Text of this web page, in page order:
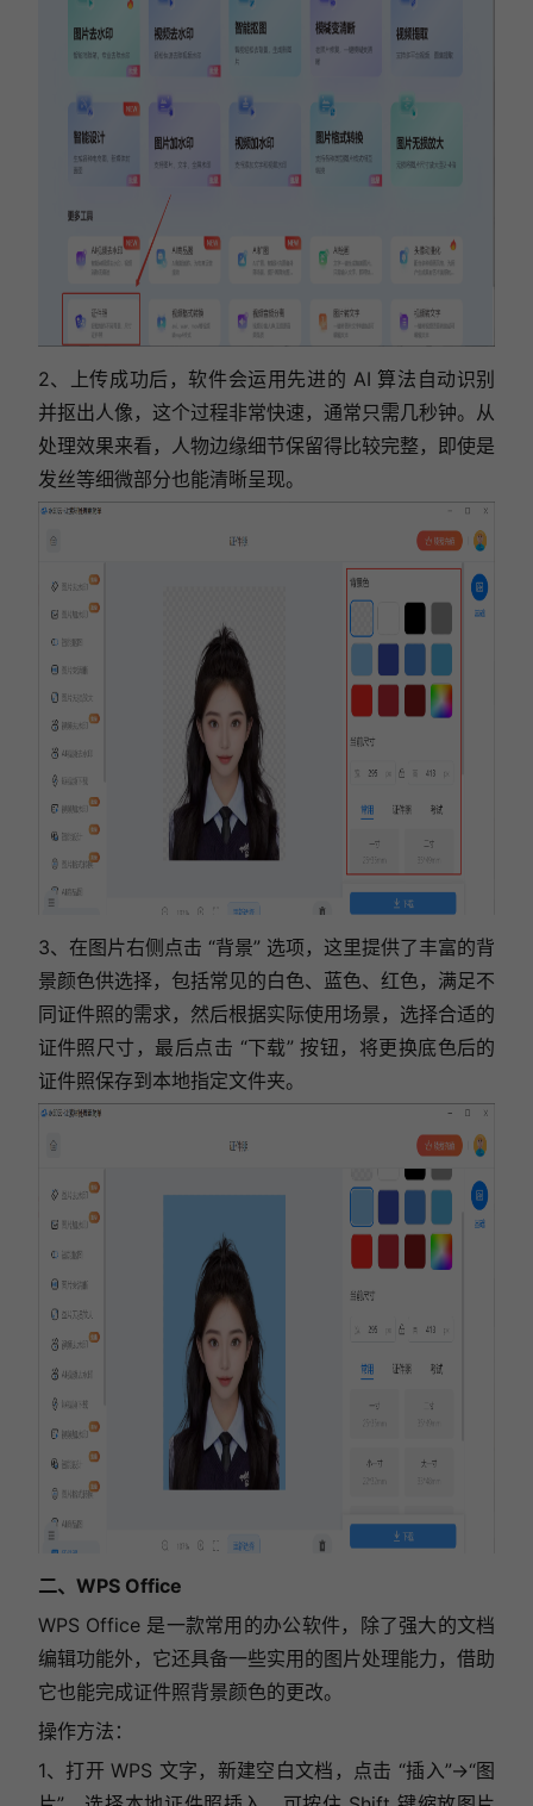
2、上传成功后，软件会运用先进的 AI 算法自动识别
并抠出人像，这个过程非常快速，通常只需几秒钟。从
处理效果来看，人物边缘细节保留得比较完整，即使是
发丝等细微部分也能清晰呈现。
3、在图片右侧点击 “背景” 选项，这里提供了丰富的背
景颜色供选择，包括常见的白色、蓝色、红色，满足不
同证件照的需求，然后根据实际使用场景，选择合适的
证件照尺寸，最后点击 “下载” 按钮，将更换底色后的
证件照保存到本地指定文件夹。
二、WPS Office
WPS Office 是一款常用的办公软件，除了强大的文档
编辑功能外，它还具备一些实用的图片处理能力，借助
它也能完成证件照背景颜色的更改。
操作方法：
1、打开 WPS 文字，新建空白文档，点击 “插入”→“图